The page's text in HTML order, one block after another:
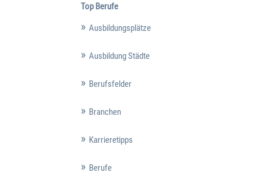
Top Berufe
Ausbildungsplätze
Ausbildung Städte
Berufsfelder
Branchen
Karrieretipps
Berufe